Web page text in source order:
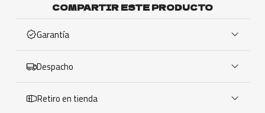
COMPARTIR ESTE PRODUCTO
Garantía
Despacho
Retiro en tienda